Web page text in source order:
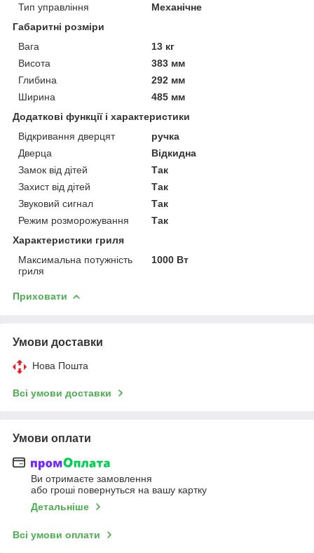
Тип управління
Механічне
Габаритні розміри
Вага
13 кг
Висота
383 мм
Глибина
292 мм
Ширина
485 мм
Додаткові функції і характеристики
Відкривання дверцят
ручка
Дверца
Відкидна
Замок від дітей
Так
Захист від дітей
Так
Звуковий сигнал
Так
Режим розморожування
Так
Характеристики гриля
Максимальна потужність
гриля
1000 Вт
Приховати
Умови доставки
Нова Пошта
Всі умови доставки
Умови оплати
Ви отримаєте замовлення
або гроші повернуться на вашу картку
Детальніше
Всі умови оплати